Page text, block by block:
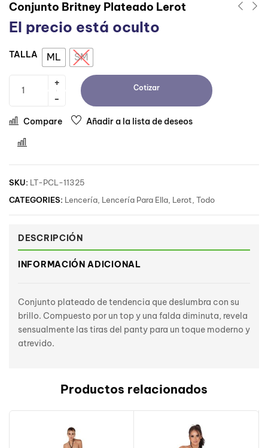
Conjunto Britney Plateado Lerot
El precio está oculto
TALLA ML SM
Cotizar
Compare Añadir a la lista de deseos
SKU: LT-PCL-11325
CATEGORIES: Lencería Lencería Para Ella Lerot Todo
DESCRIPCIÓN
INFORMACIÓN ADICIONAL
Conjunto plateado de tendencia que deslumbra con su
brillo. Compuesto por un top y una falda diminuta, revela
sensualmente las tiras del panty para un toque moderno y
atrevido.
Productos relacionados